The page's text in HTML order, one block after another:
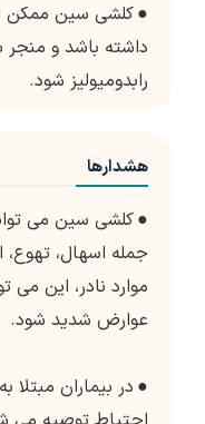
●کلشی سین ممکن
داشته باشد و منجر
رابدومیولیز شود.
هشدارها
●کلشی سین می
جمله اسهال، تهوع،
موارد نادر، این می
عوارض شدید شود.
● در بیماران مبتلا